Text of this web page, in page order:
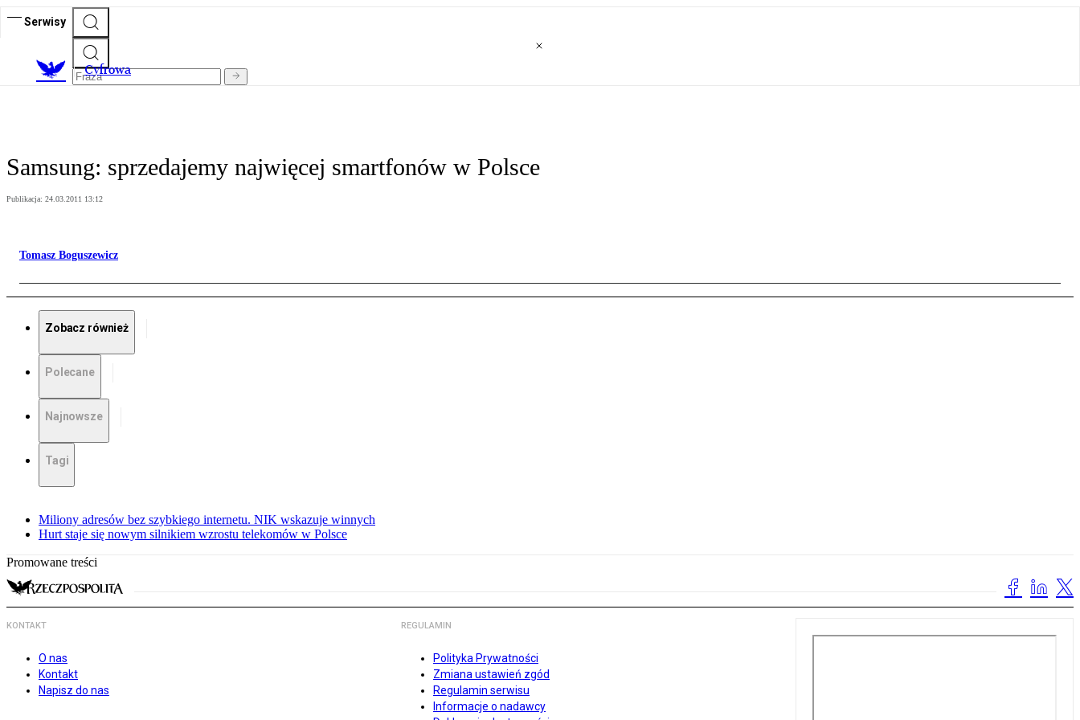
Serwisy
Cyfrowa
Samsung: sprzedajemy najwięcej smartfonów w Polsce
Publikacja: 24.03.2011 13:12
Tomasz Boguszewicz
Zobacz również
Polecane
Najnowsze
Tagi
Miliony adresów bez szybkiego internetu. NIK wskazuje winnych
Hurt staje się nowym silnikiem wzrostu telekomów w Polsce
Promowane treści
KONTAKT
O nas
Kontakt
Napisz do nas
REGULAMIN
Polityka Prywatności
Zmiana ustawień zgód
Regulamin serwisu
Informacje o nadawcy